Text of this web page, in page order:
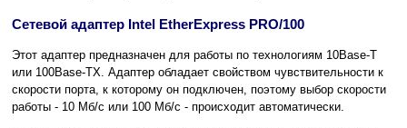
Сетевой адаптер Intel EtherExpress PRO/100
Этот адаптер предназначен для работы по технологиям 10Base-T
или 100Base-TX. Адаптер обладает свойством чувствительности к
скорости порта, к которому он подключен, поэтому выбор скорости
работы - 10 Мб/с или 100 Мб/с - происходит автоматически.